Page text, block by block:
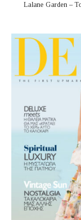
Lalane Garden –